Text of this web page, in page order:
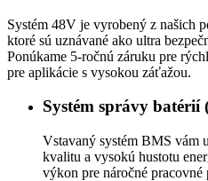
Systém 48V je vyrobený z našich
ktoré sú uznávané ako ultra
Ponúkame 5-ročnú záruku pre
pre aplikácie s vysokou záťažou.
Systém správy batérií
Vstavaný systém BMS vám
kvalitu a vysokú hustotu
výkon pre náročné pracovné